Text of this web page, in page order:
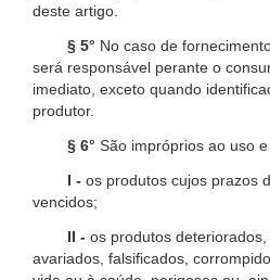
deste artigo.
§ 5° No caso de
será responsável perante o
imediato, exceto quando
produtor.
§ 6° São impróprios ao uso
I - os produtos cujos prazos
vencidos;
II - os produtos
avariados, falsificados,